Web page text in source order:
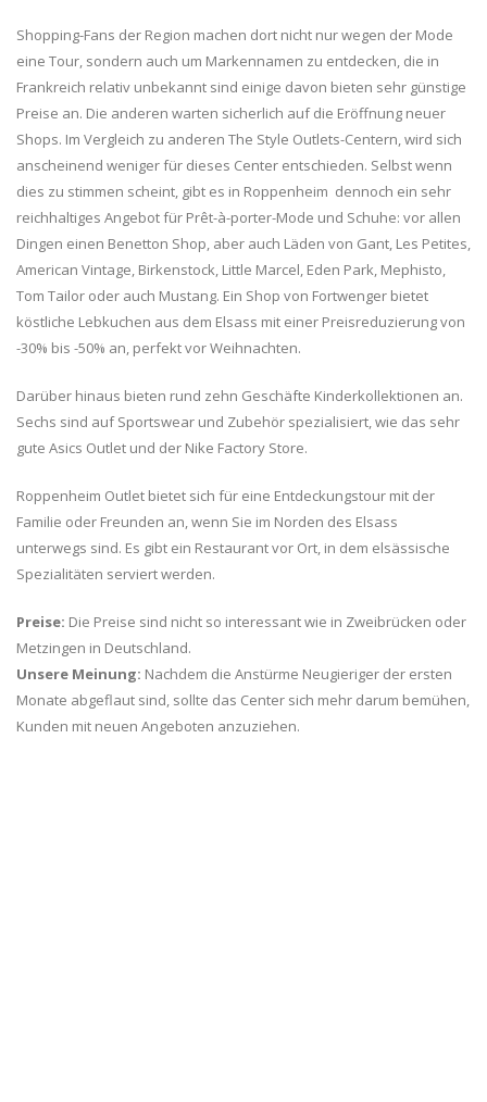
Shopping-Fans der Region machen dort nicht nur wegen der Mode
eine Tour, sondern auch um Markennamen zu entdecken, die in
Frankreich relativ unbekannt sind einige davon bieten sehr günstige
Preise an. Die anderen warten sicherlich auf die Eröffnung neuer
Shops. Im Vergleich zu anderen The Style Outlets-Centern, wird sich
anscheinend weniger für dieses Center entschieden. Selbst wenn
dies zu stimmen scheint, gibt es in Roppenheim dennoch ein sehr
reichhaltiges Angebot für Prêt-à-porter-Mode und Schuhe: vor allen
Dingen einen Benetton Shop, aber auch Läden von Gant, Les Petites,
American Vintage, Birkenstock, Little Marcel, Eden Park, Mephisto,
Tom Tailor oder auch Mustang. Ein Shop von Fortwenger bietet
köstliche Lebkuchen aus dem Elsass mit einer Preisreduzierung von
-30% bis -50% an, perfekt vor Weihnachten.
Darüber hinaus bieten rund zehn Geschäfte Kinderkollektionen an.
Sechs sind auf Sportswear und Zubehör spezialisiert, wie das sehr
gute Asics Outlet und der Nike Factory Store.
Roppenheim Outlet bietet sich für eine Entdeckungstour mit der
Familie oder Freunden an, wenn Sie im Norden des Elsass
unterwegs sind. Es gibt ein Restaurant vor Ort, in dem elsässische
Spezialitäten serviert werden.
Preise: Die Preise sind nicht so interessant wie in Zweibrücken oder
Metzingen in Deutschland.
Unsere Meinung: Nachdem die Anstürme Neugieriger der ersten
Monate abgeflaut sind, sollte das Center sich mehr darum bemühen,
Kunden mit neuen Angeboten anzuziehen.